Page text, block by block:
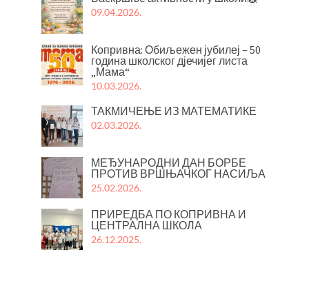
09.04.2026.
Копривна: Обиљежен јубилеј – 50
година школског дјечијег листа
„Мама“
10.03.2026.
ТАКМИЧЕЊЕ ИЗ МАТЕМАТИКЕ
02.03.2026.
МЕЂУНАРОДНИ ДАН БОРБЕ
ПРОТИВ ВРШЊАЧКОГ НАСИЉА
25.02.2026.
ПРИРЕДБА ПО КОПРИВНА И
ЦЕНТРАЛНА ШКОЛА
26.12.2025.